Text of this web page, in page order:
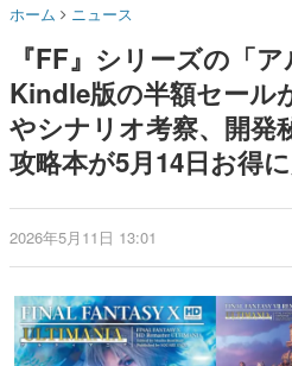
名作ゲームクリエイター
きます。
赫本
この物語を解いてはいけ
の形をした短編ホラー小
これからのデジタルゲ
の姿を追い、彼らのル
ゲームに多大な影響を
日本のコンテンツ産業
画です。
ホーム ニュース
『FF』シリーズの「
Kindle版の半額セール
やシナリオ考察、開発
攻略本が5月14日お得
2026年5月11日 13:01